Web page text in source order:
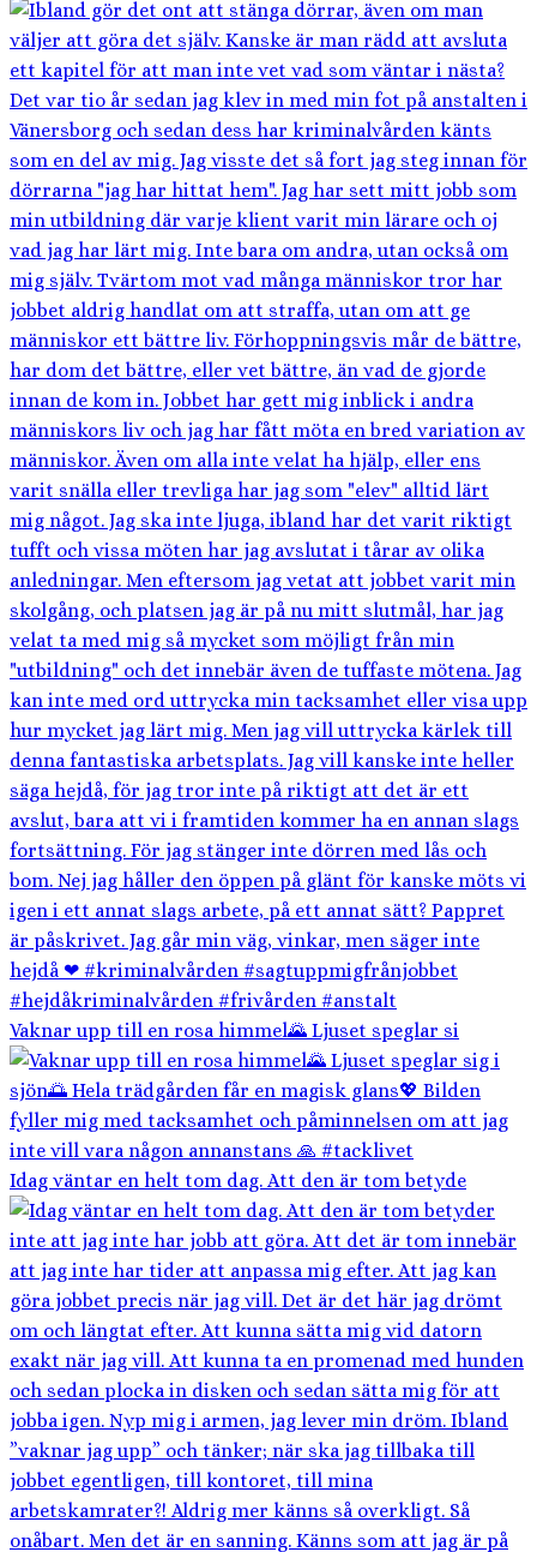
Vaknar upp till en rosa himmel🌄 Ljuset speglar si
Idag väntar en helt tom dag. Att den är tom betyde